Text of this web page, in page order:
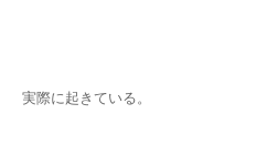
実際に起きている。